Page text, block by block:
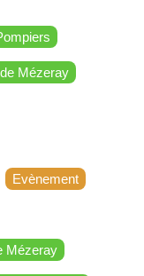
Mézeray
Evènement
Mézeray